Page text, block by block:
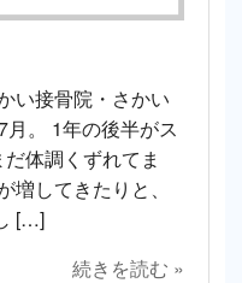
い接骨院・さかい
。 1年の後半がス
体調くずれてま
してきたりと、
[…]
続きを読む »